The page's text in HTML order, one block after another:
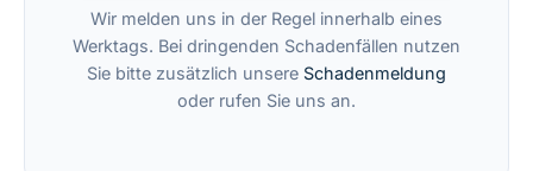
Wir melden uns in der Regel innerhalb eines
Werktags. Bei dringenden Schadenfällen nutzen
Sie bitte zusätzlich unsere Schadenmeldung
oder rufen Sie uns an.